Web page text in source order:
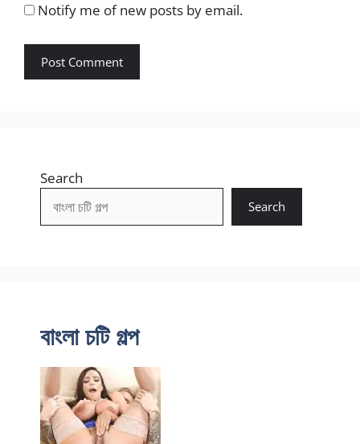
Notify me of new posts by email.
Search
Search
বাংলা চটি গল্প